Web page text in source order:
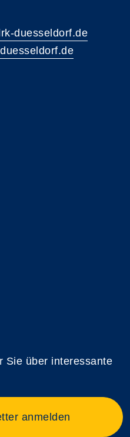
duesseldorf.de
Sie über interessante
anmelden